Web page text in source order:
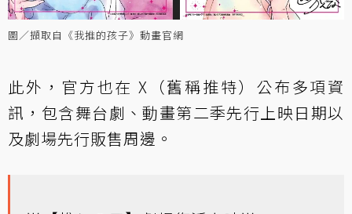
圖／擷取自《我推的孩子》動畫官網
此外，官方也在 X（舊稱推特）公布多項資
訊，包含舞台劇、動畫第二季先行上映日期以
及劇場先行販售周邊。